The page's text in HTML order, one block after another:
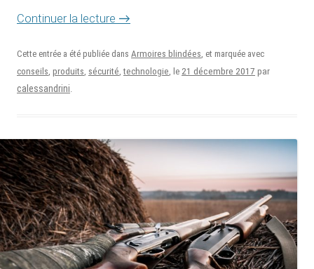
Continuer la lecture →
Cette entrée a été publiée dans Armoires blindées , et marquée avec
conseils produits sécurité ,technologie , le 21 décembre 2017 par
calessandrini